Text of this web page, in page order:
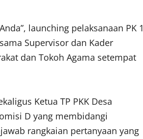
launching pelaksanaan PK 1
Supervisor dan Kader
dan Tokoh Agama setempat
Ketua TP PKK Desa
D yang membidangi
rangkaian pertanyaan yang